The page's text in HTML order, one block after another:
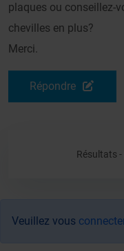
plaques ou conseillez-
chevilles en plus?
Merci.
Répondre
Résultats
Veuillez vous